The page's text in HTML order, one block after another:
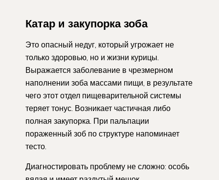
Катар и закупорка зоба
Это опасный недуг, который угрожает не
только здоровью, но и жизни курицы.
Выражается заболевание в чрезмерном
наполнении зоба массами пищи, в результате
чего этот отдел пищеварительной системы
теряет тонус. Возникает частичная либо
полная закупорка. При пальпации
пораженный зоб по структуре напоминает
тесто.
Диагностировать проблему не сложно: особь